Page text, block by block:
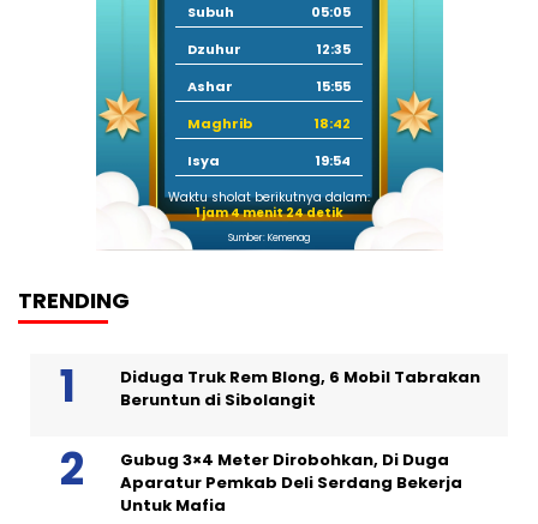
Subuh
05:05
Dzuhur
12:35
Ashar
15:55
Maghrib
18:42
Isya
19:54
Waktu sholat berikutnya dalam:
1 jam 4 menit 23 detik
Sumber: Kemenag
TRENDING
Diduga Truk Rem Blong, 6 Mobil Tabrakan
Beruntun di Sibolangit
Gubug 3×4 Meter Dirobohkan, Di Duga
Aparatur Pemkab Deli Serdang Bekerja
Untuk Mafia